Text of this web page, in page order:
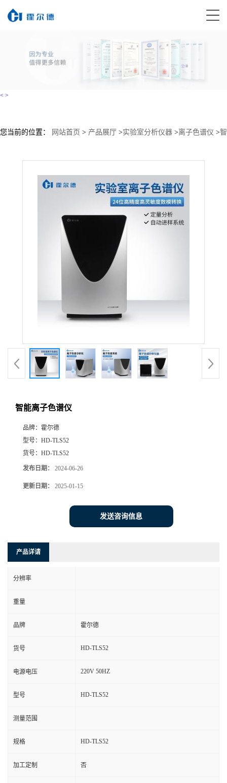
< >
您当前的位置： 网站首页 > 产品展厅 >实验室分析仪器 >离子色谱仪 >智
智能离子色谱仪
品牌： 霍尔德
型号： HD-TLS52
货号： HD-TLS52
发布日期： 2024-06-26
更新日期： 2025-01-15
发送咨询信息
产品详请
分辨率
重量
品牌 霍尔德
货号 HD-TLS52
电源电压 220V 50HZ
型号 HD-TLS52
测量范围
规格 HD-TLS52
加工定制 否